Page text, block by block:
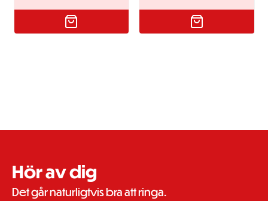
Hör av dig
Det går naturligtvis bra att ringa.